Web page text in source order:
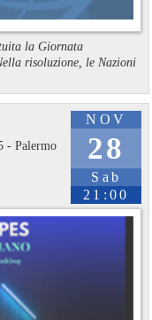
la Giornata
risoluzione, le Nazioni
NOV
28
Sab
21:00
- Palermo